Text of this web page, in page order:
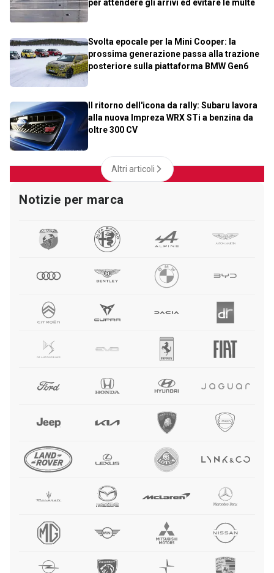
per attendere gli arrivi ed evitare le multe
Svolta epocale per la Mini Cooper: la
prossima generazione passa alla trazione
posteriore sulla piattaforma BMW Gen6
Il ritorno dell'icona da rally: Subaru lavora
alla nuova Impreza WRX STi a benzina da
oltre 300 CV
Altri articoli
Notizie per marca